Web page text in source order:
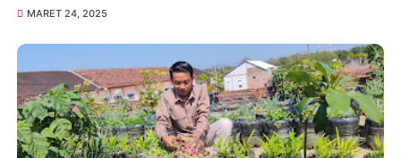
MARET 24, 2025